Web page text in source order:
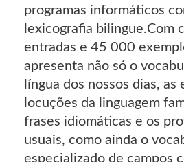
programas informáticos
lexicografia bilingue.Com
entradas e 45 000
apresenta não só o
língua dos nossos dias, as
locuções da linguagem
frases idiomáticas e os
usuais, como ainda o
especializado de campos